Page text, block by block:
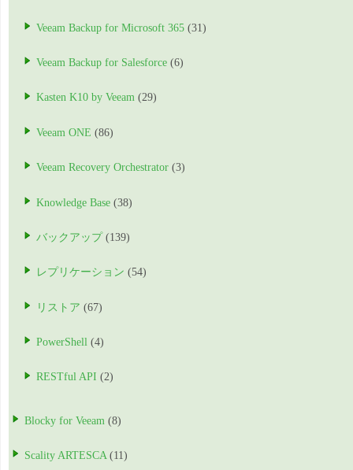
Veeam Backup for Microsoft 365 (31)
Veeam Backup for Salesforce (6)
Kasten K10 by Veeam (29)
Veeam ONE (86)
Veeam Recovery Orchestrator (3)
Knowledge Base (38)
バックアップ (139)
レプリケーション (54)
リストア (67)
PowerShell (4)
RESTful API (2)
Blocky for Veeam (8)
Scality ARTESCA(11)